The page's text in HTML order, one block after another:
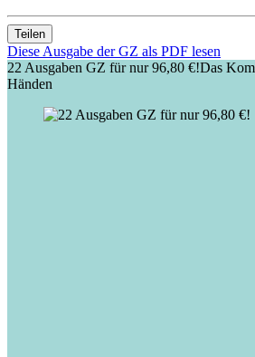
Teilen
Diese Ausgabe der GZ als PDF lesen
22 Ausgaben GZ für nur 96,80 €!Das
Händen